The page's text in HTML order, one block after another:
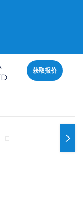
获取报价